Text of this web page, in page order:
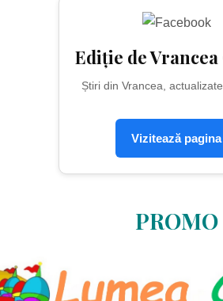
Ediție de
Știri din Vrancea,
Vizitează pagina
PROMO